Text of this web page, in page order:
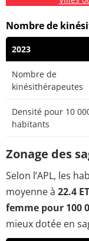
Nombre de
2023
Nombre de
kinésithérapeutes
Densité pour 10
habitants
Zonage des
Selon l’APL, les
moyenne à 22.4
femme pour 100
mieux dotée en